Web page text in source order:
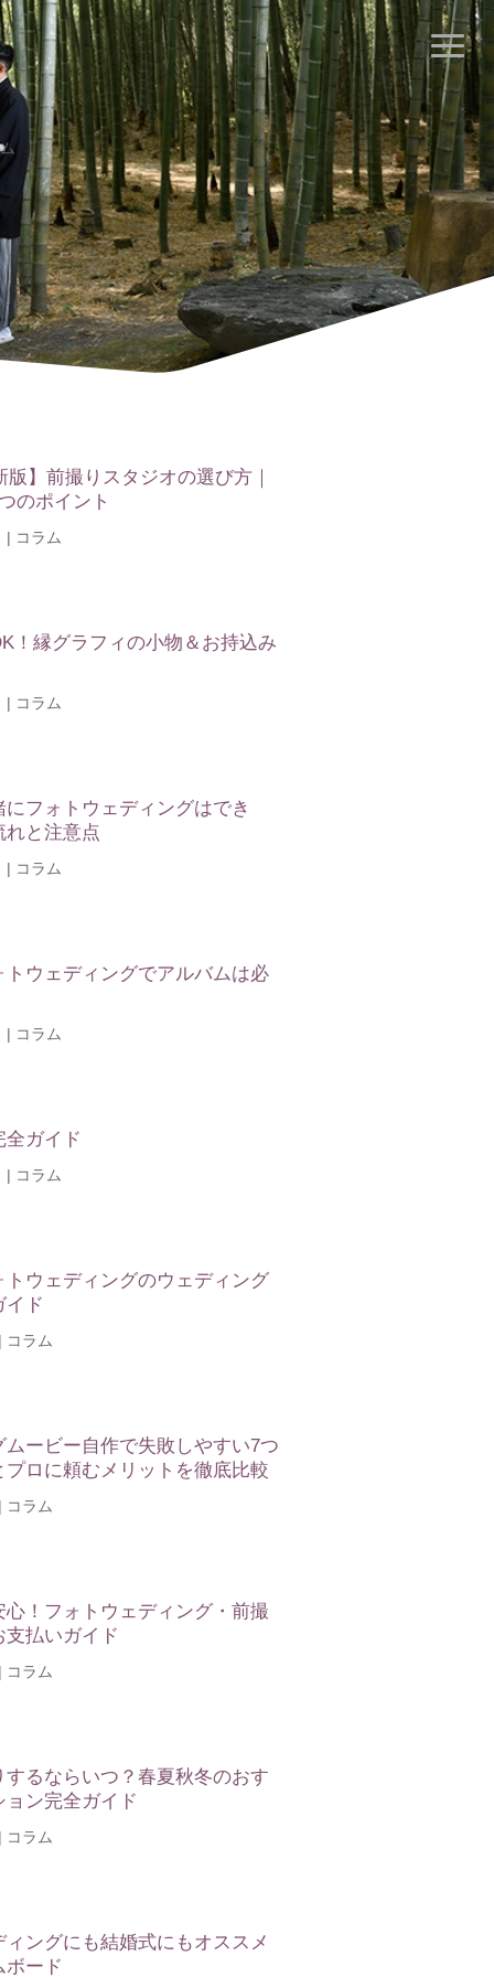
版】前撮りスタジオの選び方｜
のポイント
| コラム
！縁グラフィの小物＆お持込み
| コラム
フォトウェディングはでき
れと注意点
| コラム
トウェディングでアルバムは必
| コラム
全ガイド
| コラム
トウェディングのウェディング
イド
| コラム
ムービー自作で失敗しやすい7つ
プロに頼むメリットを徹底比較
| コラム
心！フォトウェディング・前撮
支払いガイド
| コラム
するならいつ？春夏秋冬のおす
ン完全ガイド
| コラム
ィングにも結婚式にもオススメ
ボード